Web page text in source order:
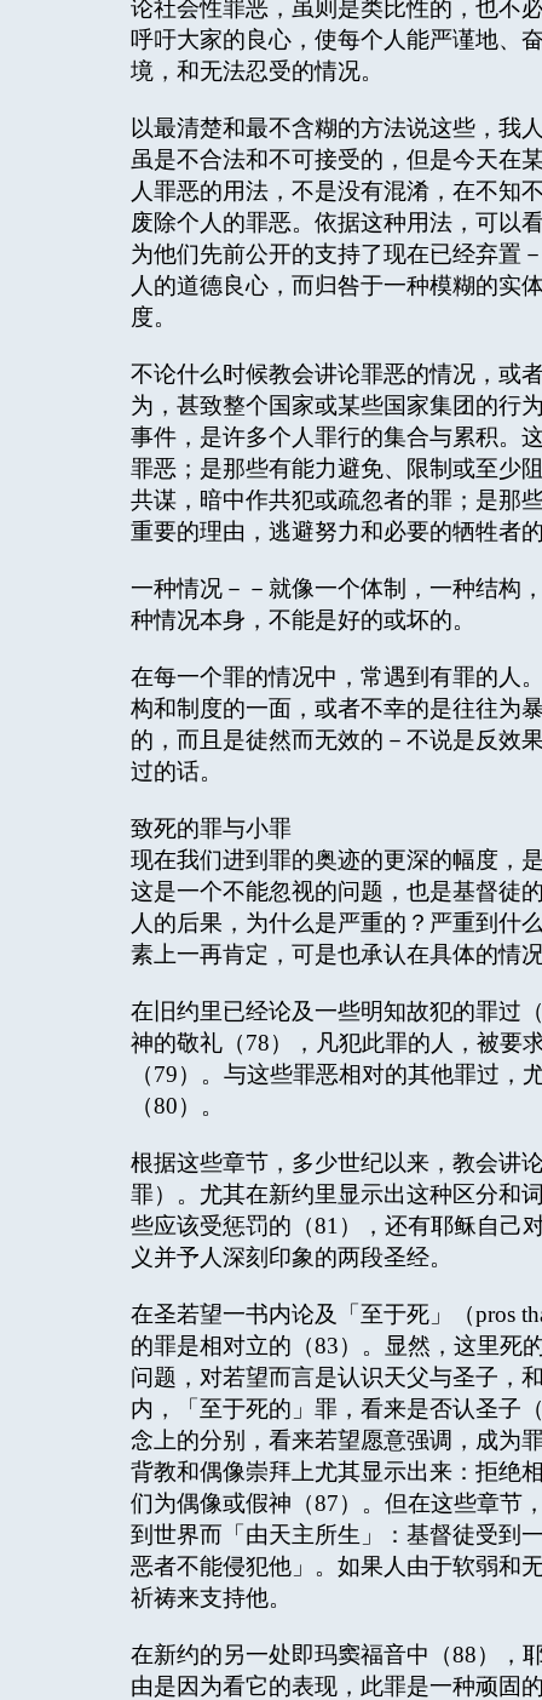
论社会性罪恶，虽则是类比性的，也不
呼吁大家的良心，使每个人能严谨地、
境，和无法忍受的情况。
以最清楚和最不含糊的方法说这些，我
虽是不合法和不可接受的，但是今天在
人罪恶的用法，不是没有混淆，在不知
废除个人的罪恶。依据这种用法，可以
为他们先前公开的支持了现在已经弃置
人的道德良心，而归咎于一种模糊的实
度。
不论什么时候教会讲论罪恶的情况，或
为，甚致整个国家或某些国家集团的行
事件，是许多个人罪行的集合与累积。
罪恶；是那些有能力避免、限制或至少
共谋，暗中作共犯或疏忽者的罪；是那
重要的理由，逃避努力和必要的牺牲者
一种情况－－就像一个体制，一种结构
种情况本身，不能是好的或坏的。
在每一个罪的情况中，常遇到有罪的人
构和制度的一面，或者不幸的是往往为
的，而且是徒然而无效的－不说是反效
过的话。
致死的罪与小罪
现在我们进到罪的奥迹的更深的幅度，
这是一个不能忽视的问题，也是基督徒
人的后果，为什么是严重的？严重到什
素上一再肯定，可是也承认在具体的情
在旧约里已经论及一些明知故犯的罪过
神的敬礼（78），凡犯此罪的人，被要
（79）。与这些罪恶相对的其他罪过
（80）。
根据这些章节，多少世纪以来，教会讲
罪）。尤其在新约里显示出这种区分和
些应该受惩罚的（81），还有耶稣自己
义并予人深刻印象的两段圣经。
在圣若望一书内论及「至于死」（pros
的罪是相对立的（83）。显然，这里死
问题，对若望而言是认识天父与圣子，
内，「至于死的」罪，看来是否认圣子
念上的分别，看来若望愿意强调，成为
背教和偶像崇拜上尤其显示出来：拒绝
们为偶像或假神（87）。但在这些章节
到世界而「由天主所生」：基督徒受到
恶者不能侵犯他」。如果人由于软弱和
祈祷来支持他。
在新约的另一处即玛窦福音中（88），
由是因为看它的表现，此罪是一种顽固